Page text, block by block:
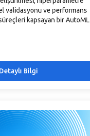
validasyonu ve performans
kapsayan bir AutoML
Detaylı Bilgi